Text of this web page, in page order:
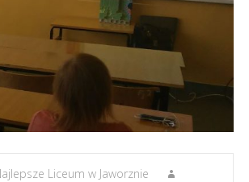
Liceum w Jaworznie